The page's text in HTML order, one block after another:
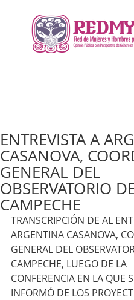
ENTREVISTA A
CASANOVA,
GENERAL DEL
OBSERVATORIO
CAMPECHE
TRANSCRIPCIÓN DE AL
ARGENTINA CASANOVA,
GENERAL DEL
CAMPECHE, LUEGO DE LA
CONFERENCIA EN LA QUE
INFORMÓ DE LOS